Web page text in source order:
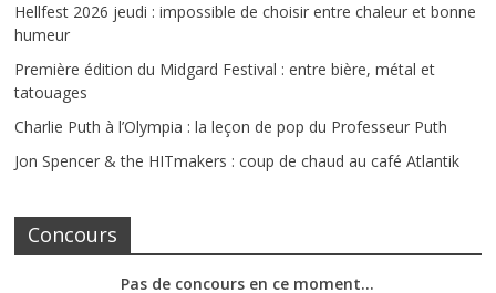
Hellfest 2026 jeudi : impossible de choisir entre chaleur et bonne
humeur
Première édition du Midgard Festival : entre bière, métal et
tatouages
Charlie Puth à l’Olympia : la leçon de pop du Professeur Puth
Jon Spencer & the HITmakers : coup de chaud au café Atlantik
Concours
Pas de concours en ce moment…